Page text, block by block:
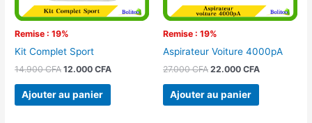
Remise : 19%
Kit Complet Sport
14.900CFA 12.000CFA
Ajouter au panier
Remise : 19%
Aspirateur Voiture 4000pA
27.000CFA 22.000 CFA
Ajouter au panier